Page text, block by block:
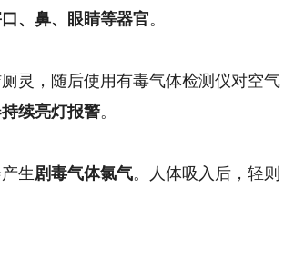
、鼻、眼睛等器官。
灵，随后使用有毒气体检测仪对空气
续亮灯报警。
生剧毒气体氯气。人体吸入后，轻则